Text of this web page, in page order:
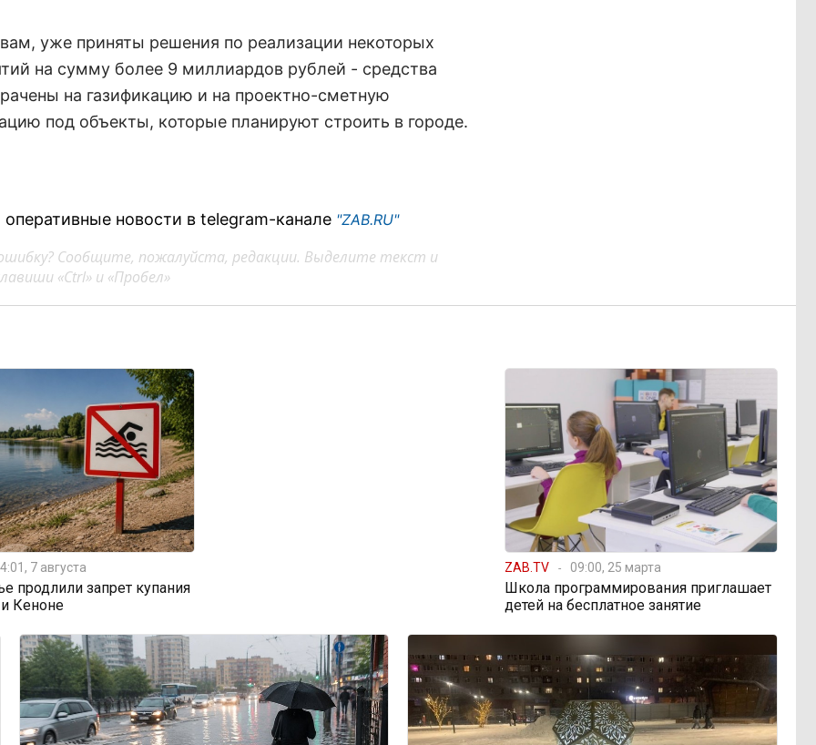
уже приняты решения по реализации некоторых
на сумму более 9 миллиардов рублей - средства
на газификацию и на проектно-сметную
под объекты, которые планируют строить в городе.
новости в telegram-канале "ZAB.RU"
Сообщите, пожалуйста, редакции. Выделите текст и
«Ctrl» и «Пробел»
7 августа
продлили запрет купания
Кеноне
ZAB.TV 09:00, 25 марта
Школа программирования приглашает
детей на бесплатное занятие